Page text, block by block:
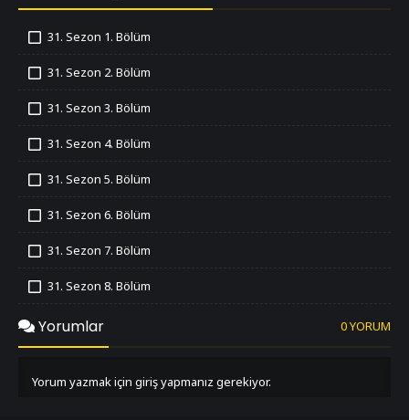
31. Sezon 1. Bölüm
31. Sezon 2. Bölüm
31. Sezon 3. Bölüm
31. Sezon 4. Bölüm
31. Sezon 5. Bölüm
31. Sezon 6. Bölüm
31. Sezon 7. Bölüm
31. Sezon 8. Bölüm
İzledim
31. Sezon 9. Bölüm
İzledim
31. Sezon 11. Bölüm
Yorumlar 0 YORUM
Yorum yazmak için giriş yapmanız gerekiyor.